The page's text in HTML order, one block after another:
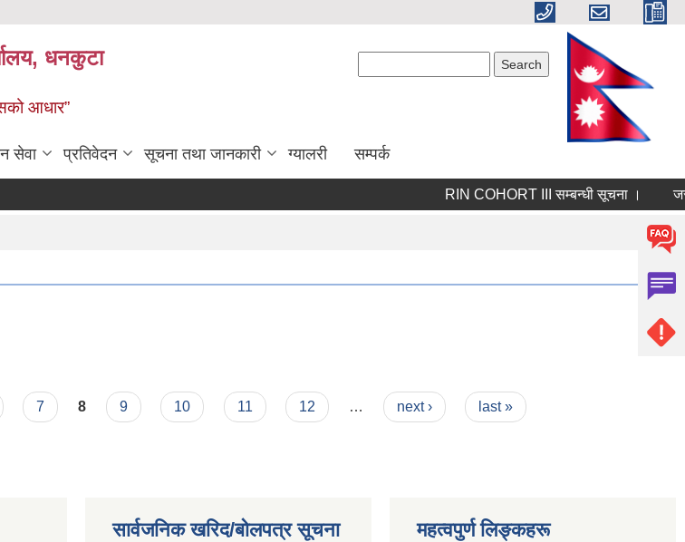
धनकुटा
आधार”
सेवा प्रतिवेदन सूचना तथा जानकारी ग्यालरी सम्पर्क
RIN COHORT III सम्बन्धी सूचना ।
7 8 9 10 11 12 … next › last »
सार्वजनिक खरिद/बोलपत्र सूचना महत्वपुर्ण लिङ्कहरू